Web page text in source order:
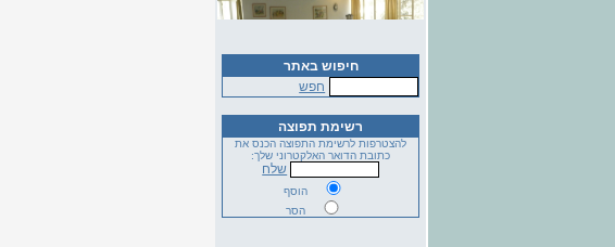
חיפוש באתר
חפש
רשימת תפוצה
להצטרפות לרשימת התפוצה הכנס את
כתובת הדואר האלקטרוני שלך:
שלח
הוסף
הסר